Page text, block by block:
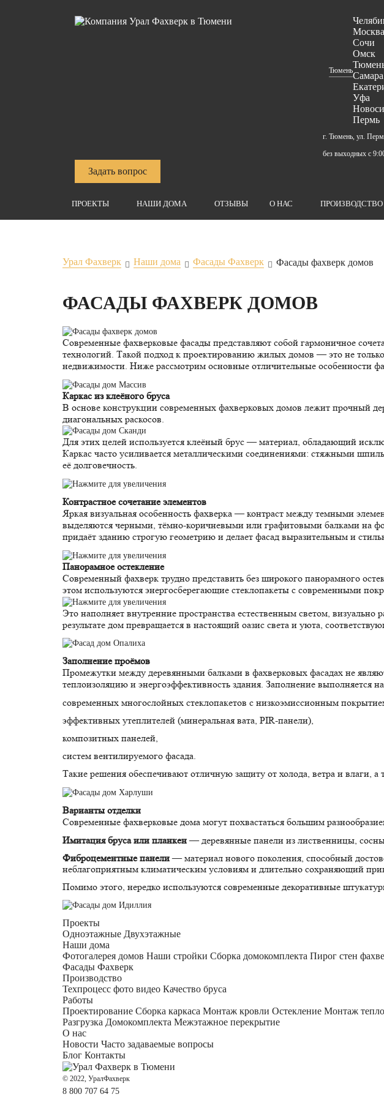
Тюмень
Москва
Сочи
Омск
Самара
Уфа
Пермь
г. Тюмень, ул.
без выходных с
Задать вопрос
ПРОЕКТЫ НАШИ ДОМА ОТЗЫВЫ О НАС ПРОИЗВОДСТВО
Урал Фахверк Наши дома Фасады Фахверк Фасады фахверк домов
ФАСАДЫ ФАХВЕРК ДОМОВ
Современные фахверковые фасады представляют собой гармоничное
технологий. Такой подход к проектированию жилых домов — это не
недвижимости. Ниже рассмотрим основные отличительные особенности
Каркас из клеёного бруса
В основе конструкции современных фахверковых домов лежит прочный
диагональных раскосов.
Для этих целей используется клеёный брус — материал, обладающий
Каркас часто усиливается металлическими соединениями: стяжными
её долговечность.
Контрастное сочетание элементов
Яркая визуальная особенность фахверка — контраст между темными
выделяются черными, тёмно-коричневыми или графитовыми балками на
придаёт зданию строгую геометрию и делает фасад выразительным и
Панорамное остекление
Современный фахверк трудно представить без широкого панорамного
этом используются энергосберегающие стеклопакеты с современными
Это наполняет внутренние пространства естественным светом,
результате дом превращается в настоящий оазис света и уюта,
Заполнение проёмов
Промежутки между деревянными балками в фахверковых фасадах не
теплоизоляцию и энергоэффективность здания. Заполнение выполняется
современных многослойных стеклопакетов с низкоэмиссионным
эффективных утеплителей (минеральная вата, PIR-панели),
композитных панелей,
систем вентилируемого фасада.
Такие решения обеспечивают отличную защиту от холода, ветра и влаги,
Варианты отделки
Современные фахверковые дома могут похвастаться большим
Имитация бруса или планкен— деревянные панели из лиственницы,
Фиброцементные панели— материал нового поколения, способный
неблагоприятным климатическим условиям и длительно сохраняющий
Помимо этого, нередко используются современные декоративные
Проекты
Одноэтажные Двухэтажные
Наши дома
Фотогалерея домов Наши стройки Сборка домокомплекта Пирог стен
Фасады Фахверк
Производство
Техпроцесс фото видео Качество бруса
Работы
Проектирование Сборка каркаса Монтаж кровли Остекление Монтаж
Разгрузка Домокомплекта Межэтажное перекрытие
О нас
Новости Часто задаваемые вопросы
Блог Контакты
© 2022, УралФахверк
8 800 707 64 75